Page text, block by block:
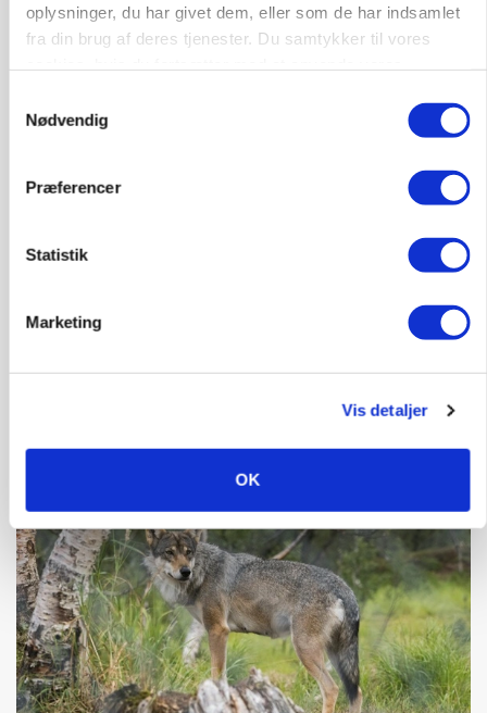
oplysninger, du har givet dem, eller som de har indsamlet
fra din brug af deres tjenester. Du samtykker til vores
Nødvendig
Præferencer
Statistik
Marketing
Vis detaljer
OK
skadedyrsrisici
Loading...
Uændret notering: Spæde lyspunkter i fortsat